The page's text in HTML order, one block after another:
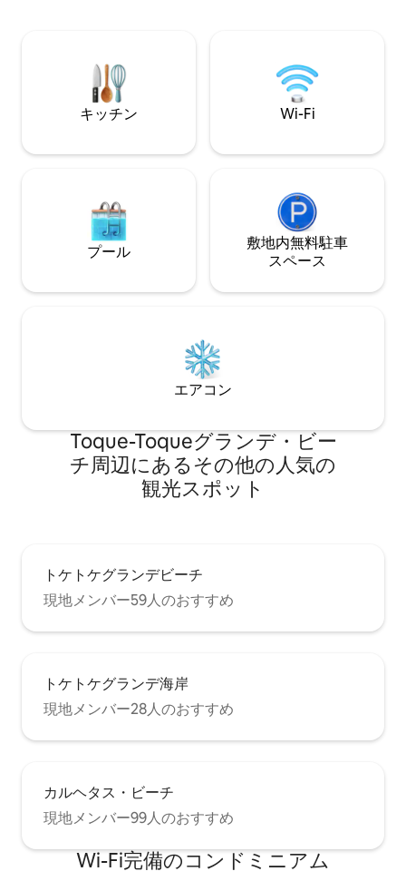
事をする人のため
ンターネット
キッチン Wi-Fi
プール
敷地内無料駐⁠車
ス⁠ペ⁠ー⁠ス
エアコン
Toque-Toqueグランデ・ビー
チ⁠周⁠辺⁠に⁠あ⁠るそ⁠の⁠他⁠の人⁠気⁠の
観⁠光⁠ス⁠ポ⁠ッ⁠ト
トケトケグランデビーチ
現地メンバー59人のおすすめ
トケトケグランデ海岸
現地メンバー28人のおすすめ
カルヘタス・ビーチ
現地メンバー99人のおすすめ
Wi-Fi完備のコンドミニアム